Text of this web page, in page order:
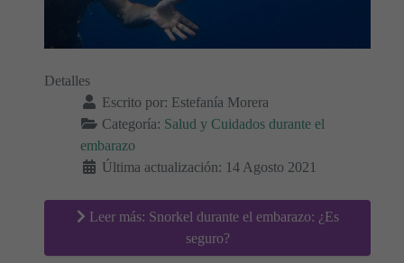
Detalles
Escrito por: Estefanía Morera
Categoría: Salud y Cuidados durante el
embarazo
Última actualización: 14 Agosto 2021
Leer más: Snorkel durante el embarazo: ¿Es
seguro?